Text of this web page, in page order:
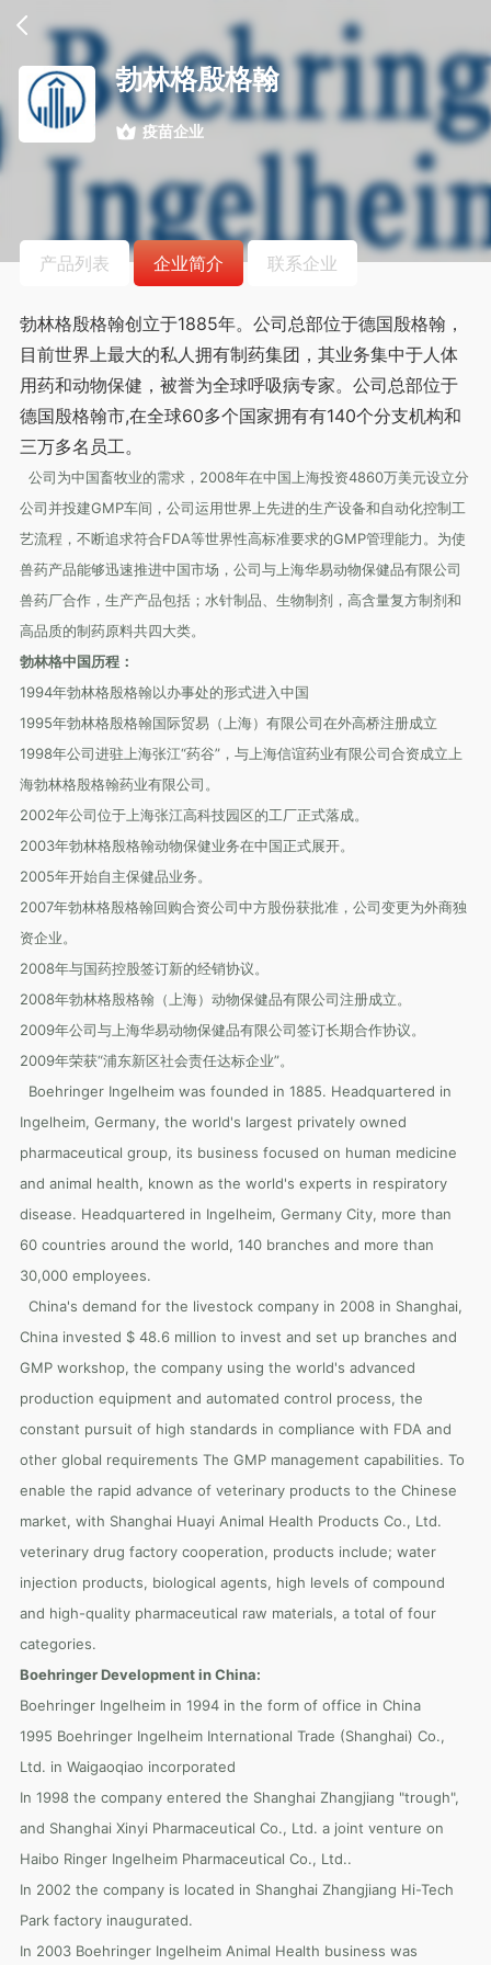
勃林格殷格翰
疫苗企业
产品列表 企业简介 联系企业
勃林格殷格翰创立于1885年。公司总部位于德国殷格翰，
目前世界上最大的私人拥有制药集团，其业务集中于人体
用药和动物保健，被誉为全球呼吸病专家。公司总部位于
德国殷格翰市,在全球60多个国家拥有有140个分支机构和
三万多名员工。
公司为中国畜牧业的需求，2008年在中国上海投资4860万美元设立分
公司并投建GMP车间，公司运用世界上先进的生产设备和自动化控制工
艺流程，不断追求符合FDA等世界性高标准要求的GMP管理能力。为使
兽药产品能够迅速推进中国市场，公司与上海华易动物保健品有限公司
兽药厂合作，生产产品包括；水针制品、生物制剂，高含量复方制剂和
高品质的制药原料共四大类。
勃林格中国历程：
1994年勃林格殷格翰以办事处的形式进入中国
1995年勃林格殷格翰国际贸易（上海）有限公司在外高桥注册成立
1998年公司进驻上海张江“药谷”，与上海信谊药业有限公司合资成立上
海勃林格殷格翰药业有限公司。
2002年公司位于上海张江高科技园区的工厂正式落成。
2003年勃林格殷格翰动物保健业务在中国正式展开。
2005年开始自主保健品业务。
2007年勃林格殷格翰回购合资公司中方股份获批准，公司变更为外商独
资企业。
2008年与国药控股签订新的经销协议。
2008年勃林格殷格翰（上海）动物保健品有限公司注册成立。
2009年公司与上海华易动物保健品有限公司签订长期合作协议。
2009年荣获“浦东新区社会责任达标企业”。
Boehringer Ingelheim was founded in 1885. Headquartered in
Ingelheim, Germany, the world's largest privately owned
pharmaceutical group, its business focused on human medicine
and animal health, known as the world's experts in respiratory
disease. Headquartered in Ingelheim, Germany City, more than
60 countries around the world, 140 branches and more than
30,000 employees.
China's demand for the livestock company in 2008 in Shanghai,
China invested $ 48.6 million to invest and set up branches and
GMP workshop, the company using the world's advanced
production equipment and automated control process, the
constant pursuit of high standards in compliance with FDA and
other global requirements The GMP management capabilities. To
enable the rapid advance of veterinary products to the Chinese
market, with Shanghai Huayi Animal Health Products Co., Ltd.
veterinary drug factory cooperation, products include; water
injection products, biological agents, high levels of compound
and high-quality pharmaceutical raw materials, a total of four
categories.
Boehringer Development in China:
Boehringer Ingelheim in 1994 in the form of office in China
1995 Boehringer Ingelheim International Trade (Shanghai) Co.,
Ltd. in Waigaoqiao incorporated
In 1998 the company entered the Shanghai Zhangjiang "trough",
and Shanghai Xinyi Pharmaceutical Co., Ltd. a joint venture on
Haibo Ringer Ingelheim Pharmaceutical Co., Ltd..
In 2002 the company is located in Shanghai Zhangjiang Hi-Tech
Park factory inaugurated.
In 2003 Boehringer Ingelheim Animal Health business was